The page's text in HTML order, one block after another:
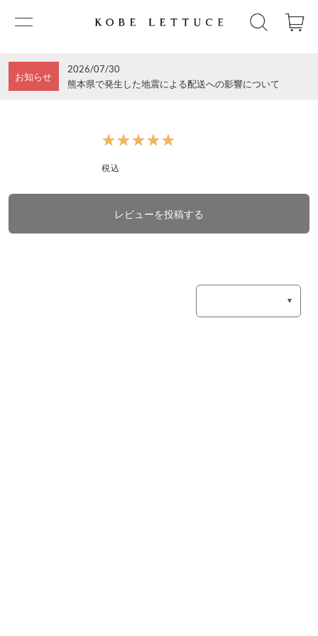
お知らせ
2026/07/30
熊本県で発生した地震による配送への影響について
★★★★★
★★★★★
税込
レビューを投稿する